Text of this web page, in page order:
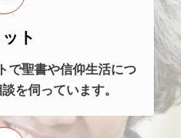
ト
で聖書や信仰生活につ
を伺っています。